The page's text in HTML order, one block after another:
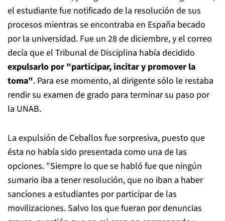
el estudiante fue notificado de la resolución de sus
procesos mientras se encontraba en España becado
por la universidad. Fue un 28 de diciembre, y el correo
decía que el Tribunal de Disciplina había decidido
expulsarlo por "participar, incitar y promover la
toma". Para ese momento, al dirigente sólo le restaba
rendir su examen de grado para terminar su paso por
la UNAB.
La expulsión de Ceballos fue sorpresiva, puesto que
ésta no había sido presentada como una de las
opciones. "Siempre lo que se habló fue que ningún
sumario iba a tener resolución, que no iban a haber
sanciones a estudiantes por participar de las
movilizaciones. Salvo los que fueran por denuncias